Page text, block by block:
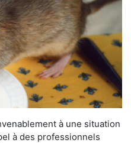
à une situation
à des professionnels